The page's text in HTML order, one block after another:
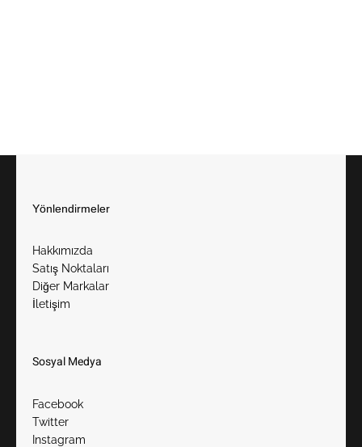
Yönlendirmeler
Hakkımızda
Satış Noktaları
Diğer Markalar
İletişim
Sosyal Medya
Facebook
Twitter
Instagram